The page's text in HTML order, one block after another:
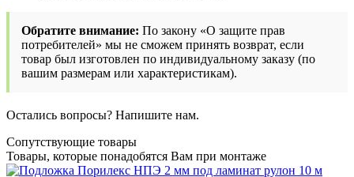
Обратите внимание: По закону «О защите прав
потребителей» мы не сможем принять возврат, если
товар был изготовлен по индивидуальному заказу (по
вашим размерам или характеристикам).
Остались вопросы? Напишите нам.
Сопутствующие товары
Товары, которые понадобятся Вам при монтаже